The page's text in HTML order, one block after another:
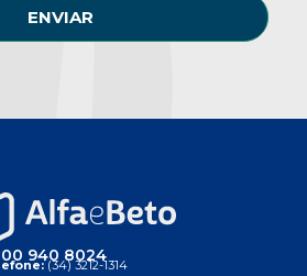
ENVIAR
940 8024
(34) 3212-1314